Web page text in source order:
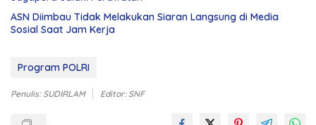
ASN Diimbau Tidak Melakukan Siaran Langsung di Media
Sosial Saat Jam Kerja
Program POLRI
Penulis: SUDIRLAM Editor: SNF